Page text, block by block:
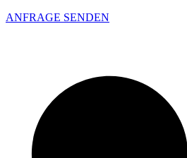
ANFRAGE SENDEN